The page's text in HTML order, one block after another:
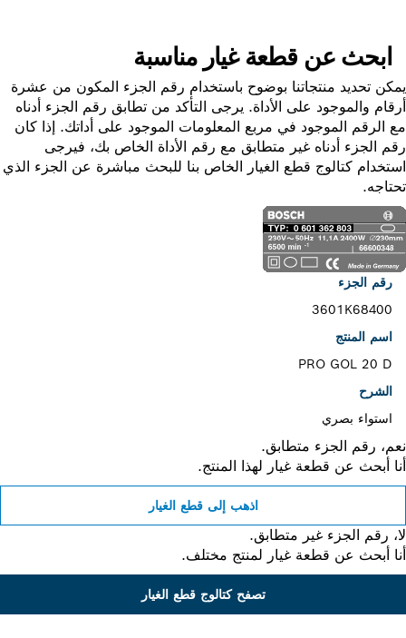
ابحث عن قطعة غيار مناسبة
تحديد منتجاتنا بوضوح باستخدام رقم الجزء المكون من عشرة
والموجود على الأداة. يرجى التأكد من تطابق رقم الجزء أدناه
الرقم الموجود في مربع المعلومات الموجود على أداتك. إذا كان
الجزء أدناه غير متطابق مع رقم الأداة الخاص بك، فيرجى
كتالوج قطع الغيار الخاص بنا للبحث مباشرة عن الجزء الذي
رقم الجزء
3601K68400
اسم المنتج
PRO GOL 20 D
الشرح
استواء بصري
رقم الجزء متطابق.
أبحث عن قطعة غيار لهذا المنتج.
اذهب إلى قطع الغيار
رقم الجزء غير متطابق.
أبحث عن قطعة غيار لمنتج مختلف.
تصفح كتالوج قطع الغيار